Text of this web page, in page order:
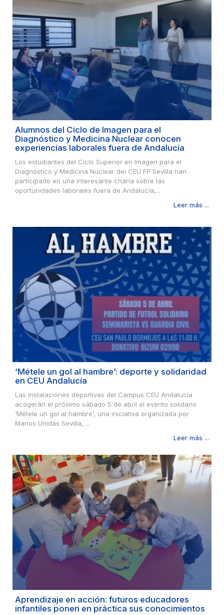
Alumnos del Ciclo de Imagen para el
Diagnóstico y Medicina Nuclear conocen
experiencias laborales fuera de Andalucía
Los estudiantes del Ciclo Superior en Imagen para el
Diagnóstico y Medicina Nuclear del CEU FP Sevilla han
participado en una interesante charla sobre las
oportunidades laborales fuera de Andalucía,...
Leer más ...
‘Métele un gol al hambre’: deporte y solidaridad
en CEU Andalucía
Las instalaciones deportivas del Campus CEU Andalucía
acogerán el próximo sábado 5 de abril el evento solidario
‘Métele un gol al hambre’, una iniciativa organizada por
Manos Unidas Sevilla, ...
Leer más ...
Aprendizaje en acción: futuros educadores
infantiles ponen en práctica sus conocimientos